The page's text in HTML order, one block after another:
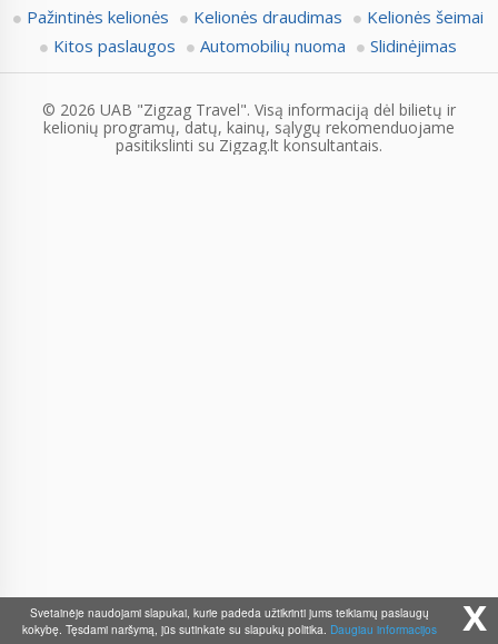
Pažintinės kelionės
Kelionės draudimas
Kelionės šeimai
Kitos paslaugos
Automobilių nuoma Slidinėjimas
© 2026 UAB "Zigzag Travel". Visą informaciją dėl bilietų ir
kelionių programų, datų, kainų, sąlygų rekomenduojame
pasitikslinti su Zigzag.lt konsultantais.
x
Svetainėje naudojami slapukai, kurie padeda užtikrinti jums teikiamų paslaugų
kokybę. Tęsdami naršymą, jūs sutinkate su slapukų politika. Daugiau informacijos